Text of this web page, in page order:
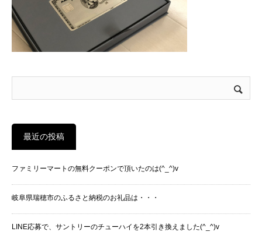
最近の投稿
ファミリーマートの無料クーポンで頂いたのは(^_^)v
岐阜県瑞穂市のふるさと納税のお礼品は・・・
LINE応募で、サントリーのチューハイを2本引き換えました(^_^)v